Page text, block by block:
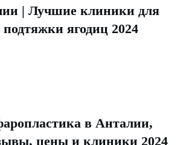
| Лучшие клиники для
ягодиц 2024
в Анталии,
цены и клиники 2024